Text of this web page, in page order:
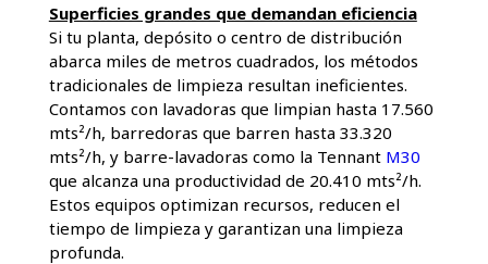
Superficies grandes que demandan eficiencia
Si tu planta, depósito o centro de distribución
abarca miles de metros cuadrados, los métodos
tradicionales de limpieza resultan ineficientes.
Contamos con lavadoras que limpian hasta 17.560
mts²/h, barredoras que barren hasta 33.320
mts²/h, y barre-lavadoras como la Tennant M30
que alcanza una productividad de 20.410 mts²/h.
Estos equipos optimizan recursos, reducen el
tiempo de limpieza y garantizan una limpieza
profunda.